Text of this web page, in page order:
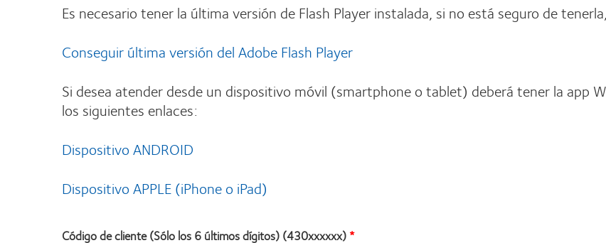
Es necesario tener la última versión de Flash Player instalada, si no está seguro de
Conseguir última versión del Adobe Flash Player
Si desea atender desde un dispositivo móvil (smartphone o tablet) deberá tener la app
los siguientes enlaces:
Dispositivo ANDROID
Dispositivo APPLE (iPhone o iPad)
Código de cliente (Sólo los 6 últimos dígitos) (430xxxxxx)